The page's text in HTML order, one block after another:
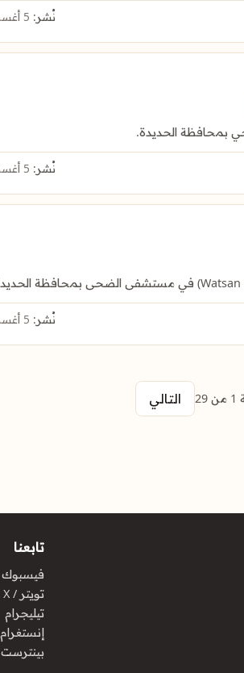
نُشر:
بمحافظة الحديدة.
نُشر:
نُشر:
التالي
تابعنا
فيسبوك
تويتر / X
تيليجرام
إنستغرام
بينترست